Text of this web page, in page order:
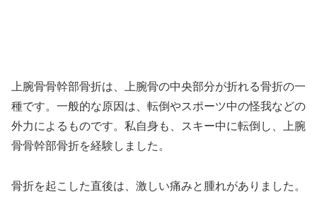
上腕骨骨幹部骨折は、上腕骨の中央部分が折れる骨折の一
種です。一般的な原因は、転倒やスポーツ中の怪我などの
外力によるものです。私自身も、スキー中に転倒し、上腕
骨骨幹部骨折を経験しました。
骨折を起こした直後は、激しい痛みと腫れがありました。